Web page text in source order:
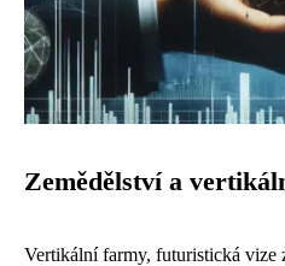
Zemědělství a
Vertikální farmy, futuristická vize